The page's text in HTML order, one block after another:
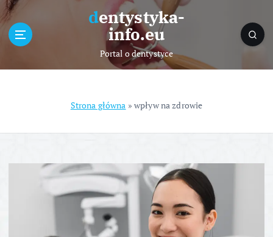
t
dentystyka-
info.eu
Portal o dentystyce
Strona główna » wpływ na zdrowie